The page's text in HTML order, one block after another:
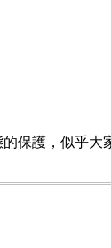
保護，似乎